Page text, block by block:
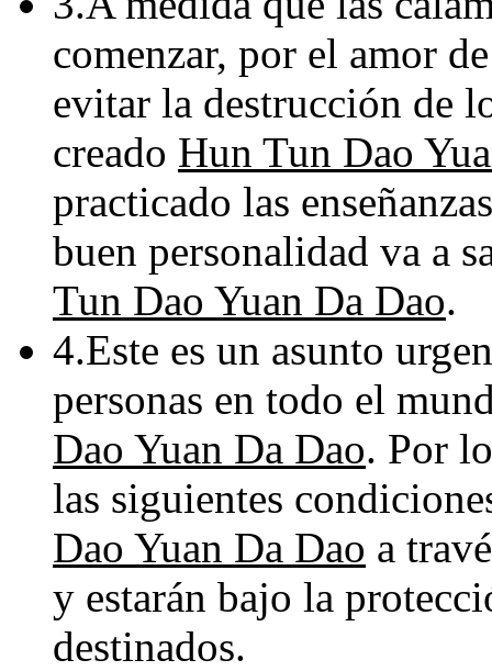
comenzar, por el amor
evitar la destrucción de
creado Hun Tun Dao
practicado las
buen personalidad va a
Tun Dao Yuan Da Dao.
4.Este es un asunto
personas en todo el
Dao Yuan Da Dao. Por
las siguientes
Dao Yuan Da Dao a
y estarán bajo la
destinados.